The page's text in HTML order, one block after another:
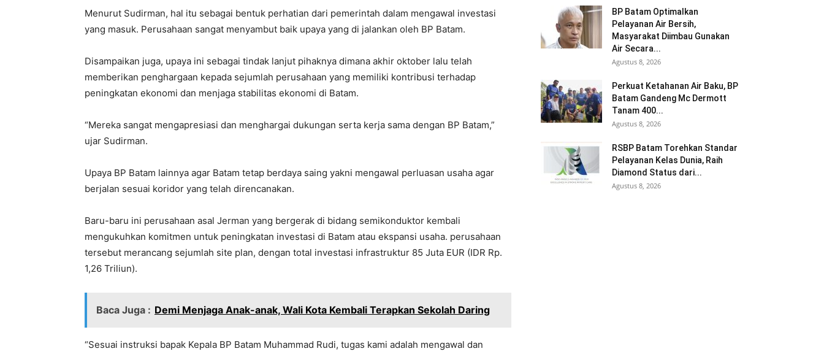
Menurut Sudirman, hal itu sebagai bentuk perhatian dari pemerintah dalam mengawal investasi
yang masuk. Perusahaan sangat menyambut baik upaya yang di jalankan oleh BP Batam.
Disampaikan juga, upaya ini sebagai tindak lanjut pihaknya dimana akhir oktober lalu telah
memberikan penghargaan kepada sejumlah perusahaan yang memiliki kontribusi terhadap
peningkatan ekonomi dan menjaga stabilitas ekonomi di Batam.
“Mereka sangat mengapresiasi dan menghargai dukungan serta kerja sama dengan BP Batam,”
ujar Sudirman.
Upaya BP Batam lainnya agar Batam tetap berdaya saing yakni mengawal perluasan usaha agar
berjalan sesuai koridor yang telah direncanakan.
Baru-baru ini perusahaan asal Jerman yang bergerak di bidang semikonduktor kembali
mengukuhkan komitmen untuk peningkatan investasi di Batam atau ekspansi usaha. perusahaan
tersebut merancang sejumlah site plan, dengan total investasi infrastruktur 85 Juta EUR (IDR Rp.
1,26 Triliun).
Baca Juga : Demi Menjaga Anak-anak, Wali Kota Kembali Terapkan Sekolah Daring
“Sesuai instruksi bapak Kepala BP Batam Muhammad Rudi, tugas kami adalah mengawal dan
BP Batam Optimalkan
Pelayanan Air Bersih,
Masyarakat Diimbau Gunakan
Air Secara...
Agustus 8, 2026
Perkuat Ketahanan Air Baku, BP
Batam Gandeng Mc Dermott
Tanam 400...
Agustus 8, 2026
RSBP Batam Torehkan Standar
Pelayanan Kelas Dunia, Raih
Diamond Status dari...
Agustus 8, 2026